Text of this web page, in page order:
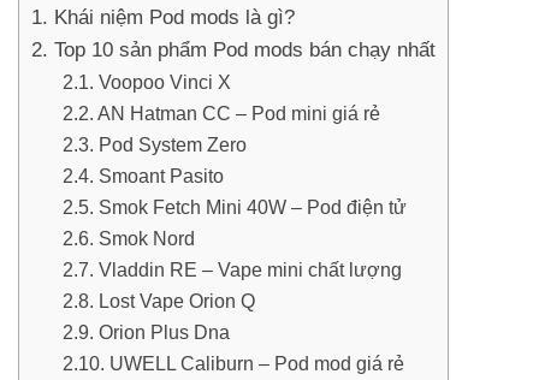
Khái niệm Pod mods là gì?
Top 10 sản phẩm Pod mods bán chạy nhất
Voopoo Vinci X
AN Hatman CC – Pod mini giá rẻ
Pod System Zero
Smoant Pasito
Smok Fetch Mini 40W – Pod điện tử
Smok Nord
Vladdin RE – Vape mini chất lượng
Lost Vape Orion Q
Orion Plus Dna
UWELL Caliburn – Pod mod giá rẻ